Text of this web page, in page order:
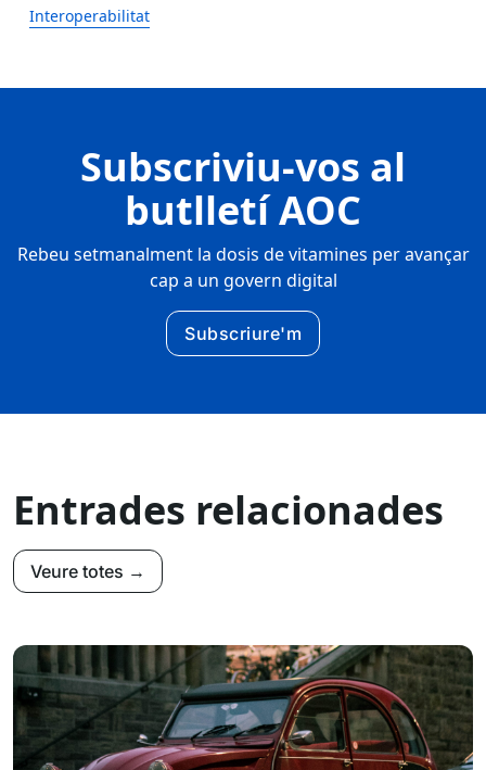
Interoperabilitat
Subscriviu-vos al
butlletí AOC
Rebeu setmanalment la dosis de vitamines per avançar
cap a un govern digital
Subscriure'm
Entrades relacionades
Veure totes →